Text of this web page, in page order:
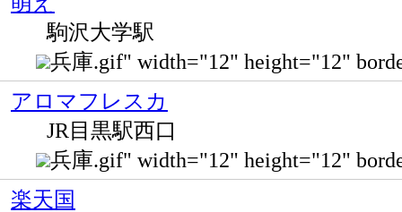
駒沢大学駅
兵庫.gif" width="12" height="12"
アロマフレスカ
JR目黒駅西口
兵庫.gif" width="12" height="12"
楽天国